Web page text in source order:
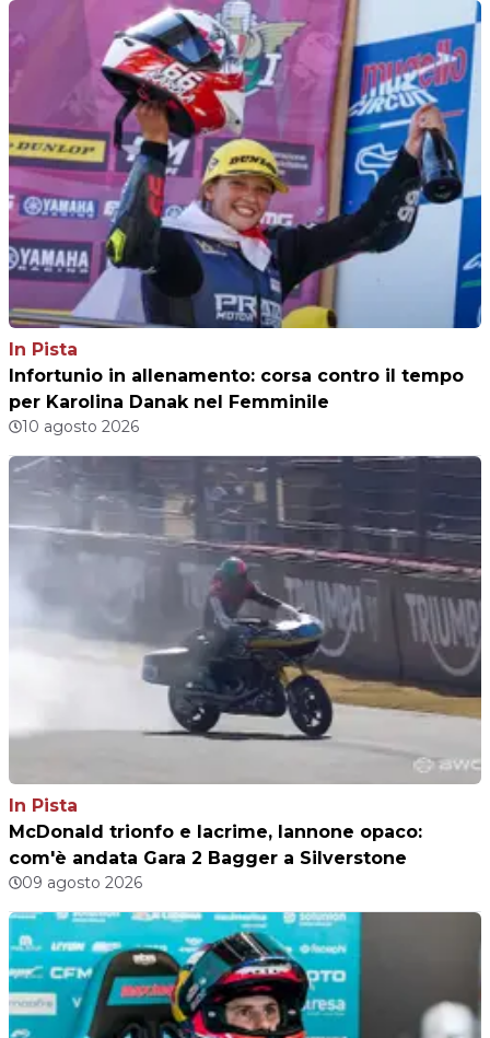
In Pista
Infortunio in allenamento: corsa contro il tempo
per Karolina Danak nel Femminile
10 agosto 2026
In Pista
McDonald trionfo e lacrime, Iannone opaco:
com'è andata Gara 2 Bagger a Silverstone
09 agosto 2026